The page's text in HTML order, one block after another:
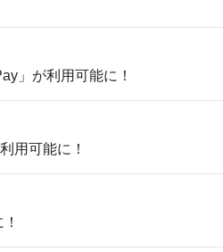
」が利用可能に！
用可能に！